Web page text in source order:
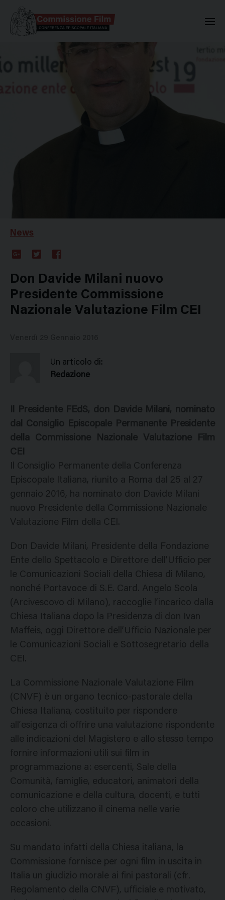
News
Plus
Don Davide Milani nuovo
Presidente Commissione
Nazionale Valutazione Film CEI
Un articolo di:
Redazione
Il Presidente FEdS, don Davide Milani, nominato
dal Consiglio Episcopale Permanente Presidente
della Commissione Nazionale Valutazione Film
CEI
Il Consiglio Permanente della Conferenza
Episcopale Italiana, riunito a Roma dal 25 al 27
gennaio 2016, ha nominato don Davide Milani
nuovo Presidente della Commissione Nazionale
Valutazione Film della CEI.
Don Davide Milani, Presidente della Fondazione
Ente dello Spettacolo e Direttore dell’Ufficio per
le Comunicazioni Sociali della Chiesa di Milano,
nonché Portavoce di S.E. Card. Angelo Scola
(Arcivescovo di Milano), raccoglie l’incarico dalla
Chiesa Italiana dopo la Presidenza di don Ivan
Maffeis, oggi Direttore dell’Ufficio Nazionale per
le Comunicazioni Sociali e Sottosegretario della
CEI.
La Commissione Nazionale Valutazione Film
(CNVF) è un organo tecnico-pastorale della
Chiesa Italiana, costituito per rispondere
all’esigenza di offrire una valutazione rispondente
alle indicazioni del Magistero e allo stesso tempo
fornire informazioni utili sui film in
programmazione a: esercenti, Sale della
Comunità, famiglie, educatori, animatori della
comunicazione e della cultura, docenti, e tutti
coloro che utilizzano il cinema nelle varie
occasioni.
Su mandato infatti della Chiesa italiana, la
Commissione fornisce per ogni film in uscita in
Italia un giudizio morale ai fini pastorali (cfr.
Regolamento della CNVF), ufficiale e motivato,